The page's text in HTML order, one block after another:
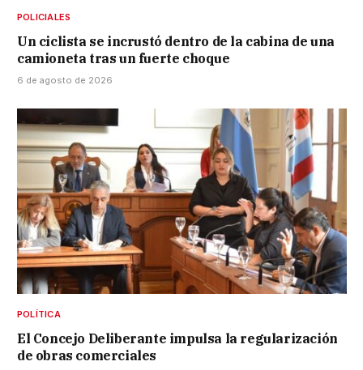
POLICIALES
Un ciclista se incrustó dentro de la cabina de una
camioneta tras un fuerte choque
6 de agosto de 2026
POLÍTICA
El Concejo Deliberante impulsa la regularización
de obras comerciales